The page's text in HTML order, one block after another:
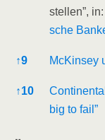
stel­len”, in:
sche
↑9 McK­in­sey
↑10
big to fail”